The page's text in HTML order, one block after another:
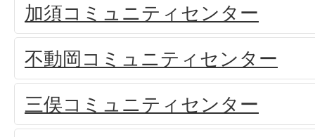
加須コミュニティセンター
不動岡コミュニティセンター
三俣コミュニティセンター